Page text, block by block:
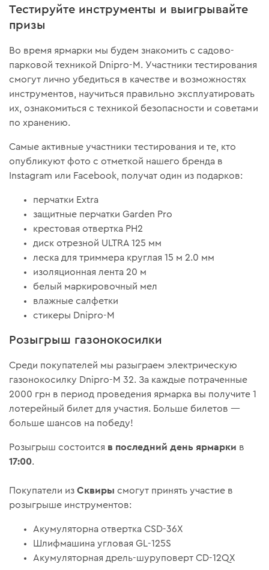
Тестируйте инструменты и выигрывайте
призы
Во время ярмарки мы будем знакомить с садово-
парковой техникой Dnipro-M. Участники тестирования
смогут лично убедиться в качестве и возможностях
инструментов, научиться правильно эксплуатировать
их, ознакомиться с техникой безопасности и советами
по хранению.
Самые активные участники тестирования и те, кто
опубликуют фото с отметкой нашего бренда в
Instagram или Facebook, получат один из подарков:
перчатки Extra
защитные перчатки Garden Pro
крестовая отвертка РН2
диск отрезной ULTRA 125 мм
леска для триммера круглая 15 м 2.0 мм
изоляционная лента 20 м
белый маркировочный мел
влажные салфетки
стикеры Dnipro-M
Розыгрыш газонокосилки
Среди покупателей мы разыграем электрическую
газонокосилку Dnipro-M 32. За каждые потраченные
2000 грн в период проведения ярмарка вы получите 1
лотерейный билет для участия. Больше билетов —
больше шансов на победу!
Розыгрыш состоится в последний день ярмарки в
17:00.
Покупатели изСквиры смогут принять участие в
розыгрыше инструментов:
Акумуляторна отвертка CSD-36X
Шлифмашина угловая GL-125S
Акумуляторная дрель-шуруповерт CD-12QX